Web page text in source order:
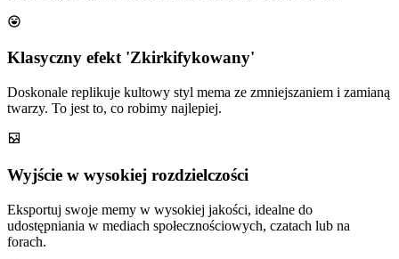
Klasyczny efekt 'Zkirkifykowany'
Doskonale replikuje kultowy styl mema ze zmniejszaniem i zamianą
twarzy. To jest to, co robimy najlepiej.
Wyjście w wysokiej rozdzielczości
Eksportuj swoje memy w wysokiej jakości, idealne do
udostępniania w mediach społecznościowych, czatach lub na
forach.